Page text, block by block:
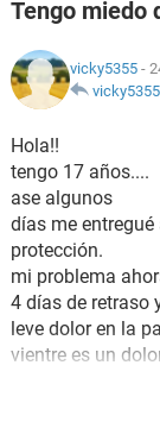
Tengo miedo
vicky5355 -
vicky5355
Hola!!
tengo 17 años....
ase algunos
días me
protección.
mi problema
4 días de retraso
leve dolor en la
vientre es un